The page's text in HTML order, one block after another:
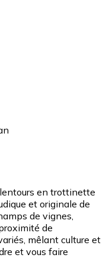
en trottinette
et originale de
de vignes,
de
mêlant culture et
et vous faire